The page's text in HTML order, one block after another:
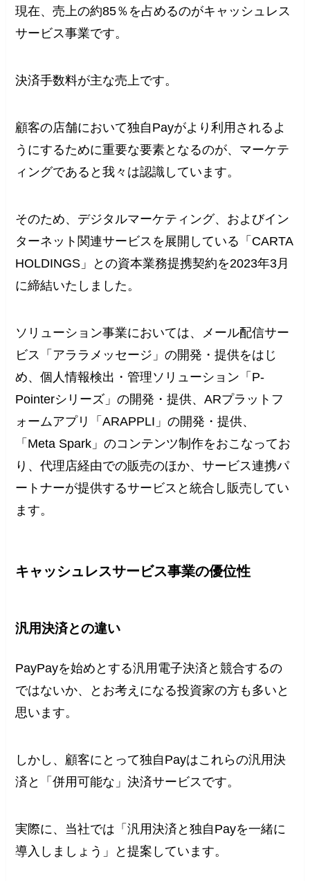
現在、売上の約85％を占めるのがキャッシュレス
サービス事業です。
決済手数料が主な売上です。
顧客の店舗において独自Payがより利用されるよ
うにするために重要な要素となるのが、マーケテ
ィングであると我々は認識しています。
そのため、デジタルマーケティング、およびイン
ターネット関連サービスを展開している「CARTA
HOLDINGS」との資本業務提携契約を2023年3月
に締結いたしました。
ソリューション事業においては、メール配信サー
ビス「アララメッセージ」の開発・提供をはじ
め、個人情報検出・管理ソリューション「P-
Pointerシリーズ」の開発・提供、ARプラットフ
ォームアプリ「ARAPPLI」の開発・提供、
「Meta Spark」のコンテンツ制作をおこなってお
り、代理店経由での販売のほか、サービス連携パ
ートナーが提供するサービスと統合し販売してい
ます。
キャッシュレスサービス事業の優位性
汎用決済との違い
PayPayを始めとする汎用電子決済と競合するの
ではないか、とお考えになる投資家の方も多いと
思います。
しかし、顧客にとって独自Payはこれらの汎用決
済と「併用可能な」決済サービスです。
実際に、当社では「汎用決済と独自Payを一緒に
導入しましょう」と提案しています。